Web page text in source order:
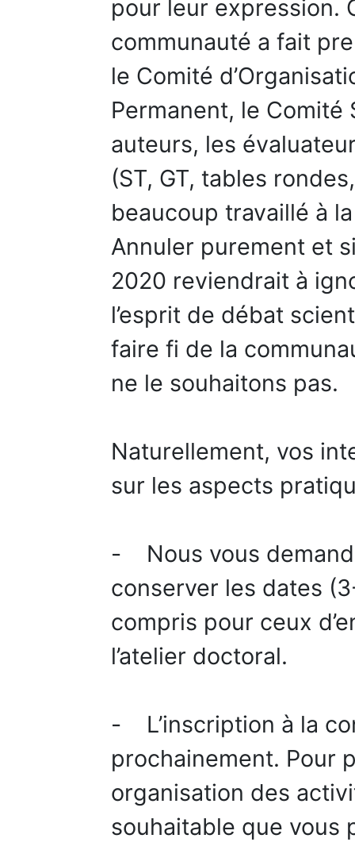
pour leur expression.
communauté a fait
le Comité
Permanent, le
auteurs, les
(ST, GT, tables
beaucoup travaillé à
Annuler purement et
2020 reviendrait à
l’esprit de débat
faire fi de la
ne le souhaitons pas.
Naturellement, vos
sur les aspects
- Nous vous
conserver les dates
compris pour ceux
l’atelier doctoral.
- L’inscription à la
prochainement. Pour
organisation des
souhaitable que vous